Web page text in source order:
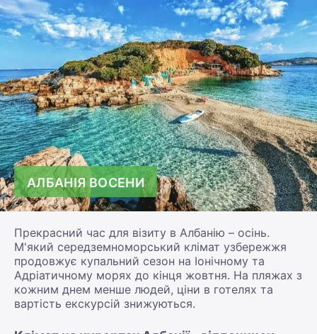
АЛБАНІЯ ВОСЕНИ
Прекрасний час для візиту в Албанію – осінь.
М'який середземноморський клімат узбережжя
продовжує купальний сезон на Іонічному та
Адріатичному морях до кінця жовтня. На пляжах з
кожним днем менше людей, ціни в готелях та
вартість екскурсій знижуються.